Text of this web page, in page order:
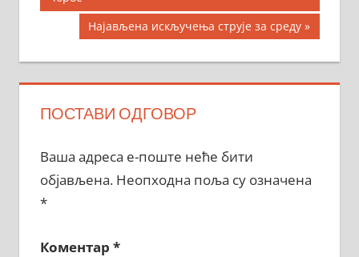
чланка
Next
Post:
Најављена искључења струје за среду
ПОСТАВИ ОДГОВОР
Ваша адреса е-поште неће бити
објављена. Неопходна поља су означена
*
Коментар *